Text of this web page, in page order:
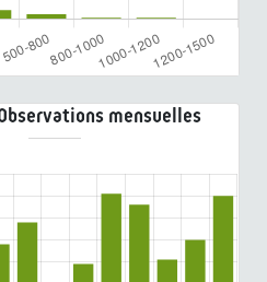
mensuelles